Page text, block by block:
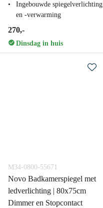
Ingebouwde spiegelverlichting
en -verwarming
270,-
Dinsdag in huis
M34-0800-55671
Novo Badkamerspiegel met
ledverlichting | 80x75cm
Dimmer en Stopcontact